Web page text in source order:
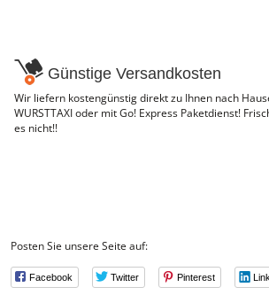
Günstige Versandkosten
Wir liefern kostengünstig direkt zu Ihnen nach
WURSTTAXI oder mit Go! Express Paketdienst!
es nicht!!
Posten Sie unsere Seite auf:
Facebook Twitter Pinterest